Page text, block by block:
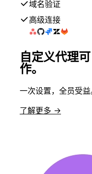
域名验证
高级连接
自定义代理
作。
一次设置，全员受益
了解更多 →